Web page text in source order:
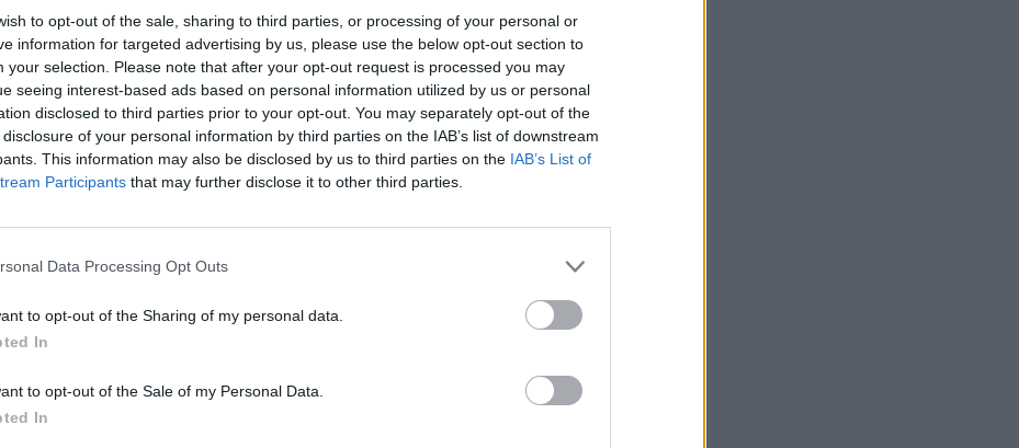
to opt-out of the sale, sharing to third parties, or processing of your personal or
information for targeted advertising by us, please use the below opt-out section to
your selection. Please note that after your opt-out request is processed you may
seeing interest-based ads based on personal information utilized by us or personal
disclosed to third parties prior to your opt-out. You may separately opt-out of the
of your personal information by third parties on the IAB’s list of downstream
This information may also be disclosed by us to third parties on the IAB’s List of
Participants that may further disclose it to other third parties.
Data Processing Opt Outs
to opt-out of the Sharing of my personal data.
In
to opt-out of the Sale of my Personal Data.
In